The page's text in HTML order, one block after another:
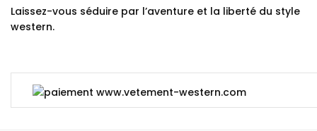
Laissez-vous séduire par l’aventure et la liberté du style
western.